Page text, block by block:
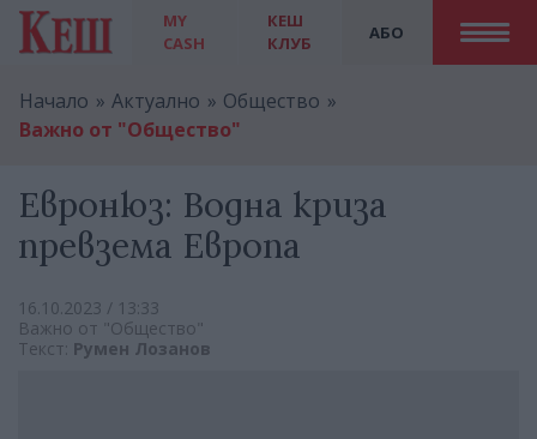
MY
CASH
АБО
КЕШ
КЛУБ
Начало Актуално
Общество
Важно от "Общество"
Евронюз: Водна криза
превзема Европа
16.10.2023 / 13:33
Важно от "Общество"
Текст: Румен Лозанов